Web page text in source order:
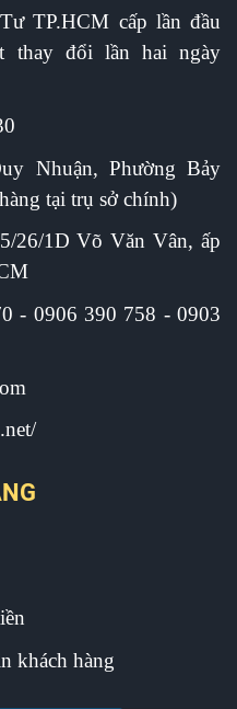
TP.HCM cấp lần đầu
thay đổi lần hai ngày
Nhuận, Phường Bảy
tại trụ sở chính)
26/1D Võ Văn Vân, ấp
- 0906 390 758 - 0903
khách hàng